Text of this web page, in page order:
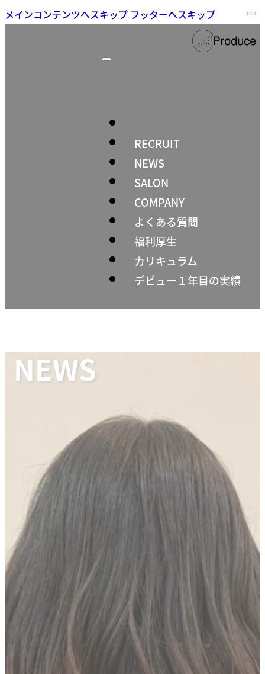
メインコンテンツへスキップ フッターへスキップ
RECRUIT
NEWS
SALON
COMPANY
よくある質問
福利厚生
カリキュラム
デビュー１年目の実績
NEWS